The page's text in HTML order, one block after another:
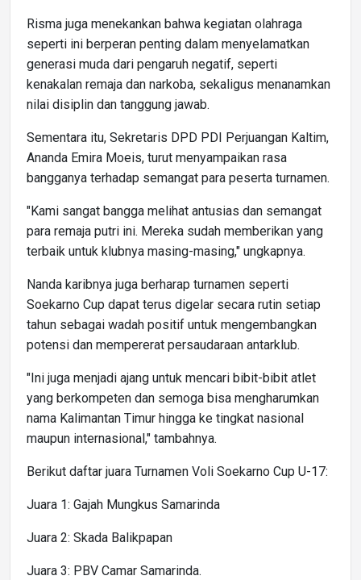
Risma juga menekankan bahwa kegiatan olahraga
seperti ini berperan penting dalam menyelamatkan
generasi muda dari pengaruh negatif, seperti
kenakalan remaja dan narkoba, sekaligus menanamkan
nilai disiplin dan tanggung jawab.
Sementara itu, Sekretaris DPD PDI Perjuangan Kaltim,
Ananda Emira Moeis, turut menyampaikan rasa
bangganya terhadap semangat para peserta turnamen.
"Kami sangat bangga melihat antusias dan semangat
para remaja putri ini. Mereka sudah memberikan yang
terbaik untuk klubnya masing-masing," ungkapnya.
Nanda karibnya juga berharap turnamen seperti
Soekarno Cup dapat terus digelar secara rutin setiap
tahun sebagai wadah positif untuk mengembangkan
potensi dan mempererat persaudaraan antarklub.
"Ini juga menjadi ajang untuk mencari bibit-bibit atlet
yang berkompeten dan semoga bisa mengharumkan
nama Kalimantan Timur hingga ke tingkat nasional
maupun internasional," tambahnya.
Berikut daftar juara Turnamen Voli Soekarno Cup U-17:
Juara 1: Gajah Mungkus Samarinda
Juara 2: Skada Balikpapan
Juara 3: PBV Camar Samarinda.